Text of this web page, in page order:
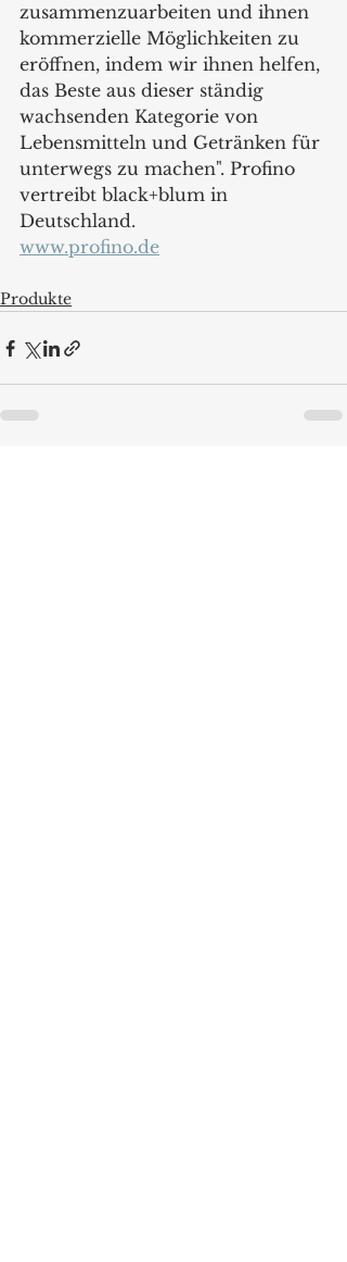
zusammenzuarbeiten und ihnen
kommerzielle Möglichkeiten zu
eröffnen, indem wir ihnen helfen,
das Beste aus dieser ständig
wachsenden Kategorie von
Lebensmitteln und Getränken für
unterwegs zu machen". Profino
vertreibt black+blum in
Deutschland.
www.profino.de
Produkte